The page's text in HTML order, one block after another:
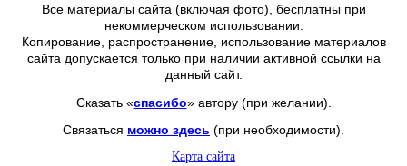
Все материалы сайта (включая фото), бесплатны при
некоммерческом использовании.
Копирование, распространение, использование материалов
сайта допускается только при наличии активной ссылки на
данный сайт.
Сказать «спасибо» автору (при желании).
Связаться можно здесь (при необходимости).
Карта сайта